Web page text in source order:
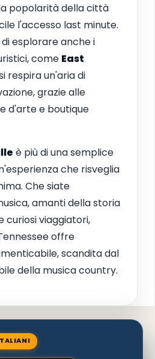
popolarità della città
l'accesso last minute.
esplorare anche i
come East
respira un'aria di
grazie alle
d'arte e boutique
è più di una semplice
che risveglia
Che siate
amanti della storia
curiosi viaggiatori,
offre
scandita dal
della musica country.